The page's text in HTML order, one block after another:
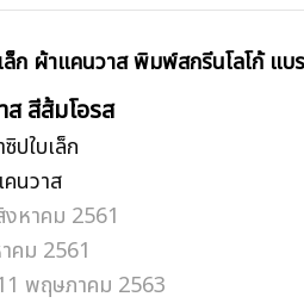
ล็ก ผ้าแคนวาส พิมพ์สกรีนโลโก้ แ
ส สีส้มโอรส
ปใบเล็ก
คนวาส
หาคม 2561
คม 2561
พฤษภาคม 2563